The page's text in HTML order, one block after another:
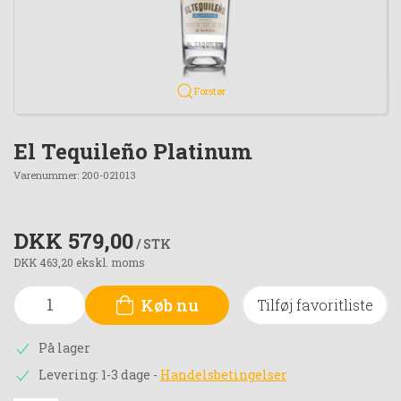
Forstør
El Tequileño Platinum
Varenummer: 200-021013
DKK 579,00/ STK
DKK 463,20 ekskl. moms
Køb nu Tilføj favoritliste
På lager
Levering: 1-3 dage - Handelsbetingelser